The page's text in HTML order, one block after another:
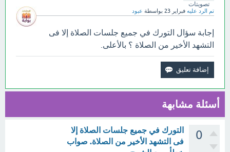
تصويتات
تم الرد عليه فبراير 23 بواسطة عبود
إجابة سؤال التورك في جميع جلسات الصلاة إلا فى
التشهد الأخير من الصلاة ؟ بالأعلى.
أسئلة مشابهة
0
التورك في جميع جلسات الصلاة إلا
فى التشهد الأخير من الصلاة. صواب